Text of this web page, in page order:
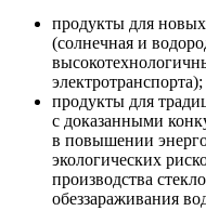
продукты для
(солнечная и
электротранспорта);
продукты для
с доказанными
в повышении
экологических
производства
обеззараживания